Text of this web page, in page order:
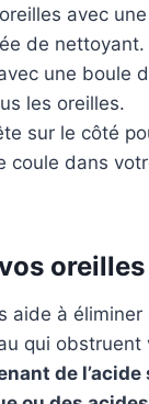
avec
de nettoyant.
une boule
les oreilles.
sur le côté
coule dans
oreilles
aide à
qui obstruent
de l’acide